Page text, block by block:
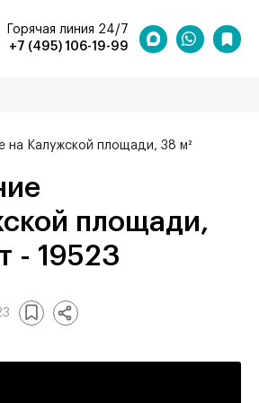
+7 (495) 106-19-99
Горячая линия 24/7
на Калужской площади, 38 м²
площади,
- 19523